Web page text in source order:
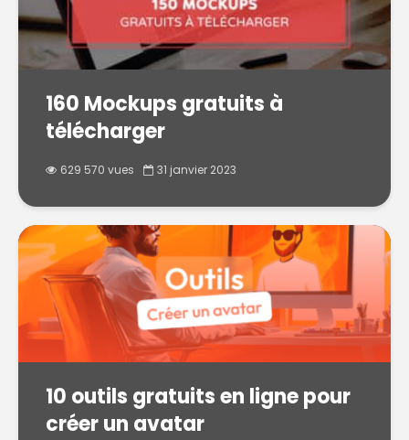
160 Mockups gratuits à
télécharger
629 570 vues 31 janvier 2023
10 outils gratuits en ligne pour
créer un avatar